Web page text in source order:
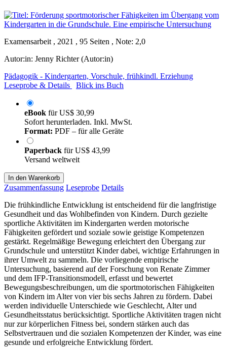
Examensarbeit , 2021 , 95 Seiten , Note: 2,0
Autor:in: Jenny Richter (Autor:in)
Pädagogik - Kindergarten, Vorschule, frühkindl. Erziehung
Leseprobe & Details
Blick ins Buch
eBook fürUS$ 30,99
Sofort herunterladen. Inkl. MwSt.
Format: PDF – für alle Geräte
Paperback fürUS$ 43,99
Versand weltweit
In den Warenkorb
Zusammenfassung Leseprobe Details
Die frühkindliche Entwicklung ist entscheidend für die langfristige
Gesundheit und das Wohlbefinden von Kindern. Durch gezielte
sportliche Aktivitäten im Kindergarten werden motorische
Fähigkeiten gefördert und soziale sowie geistige Kompetenzen
gestärkt. Regelmäßige Bewegung erleichtert den Übergang zur
Grundschule und unterstützt Kinder dabei, wichtige Erfahrungen in
ihrer Umwelt zu sammeln. Die vorliegende empirische
Untersuchung, basierend auf der Forschung von Renate Zimmer
und dem IFP-Transitionsmodell, erfasst und bewertet
Bewegungsbeschreibungen, um die sportmotorischen Fähigkeiten
von Kindern im Alter von vier bis sechs Jahren zu fördern. Dabei
werden individuelle Unterschiede wie Geschlecht, Alter und
Gesundheitsstatus berücksichtigt. Sportliche Aktivitäten tragen nicht
nur zur körperlichen Fitness bei, sondern stärken auch das
Selbstvertrauen und die sozialen Kompetenzen der Kinder, was eine
gesunde und erfolgreiche Entwicklung fördert.